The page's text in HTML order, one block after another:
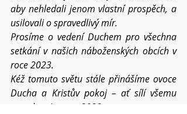
aby nehledali jenom vlastní prospěch, a
usilovali o spravedlivý mír.
Prosíme o vedení Duchem pro všechna
setkání v našich náboženských obcích v
roce 2023.
Kéž tomuto světu stále přinášíme ovoce
Ducha a Kristův pokoj – ať sílí všemu
navzdory i v roce 2022.